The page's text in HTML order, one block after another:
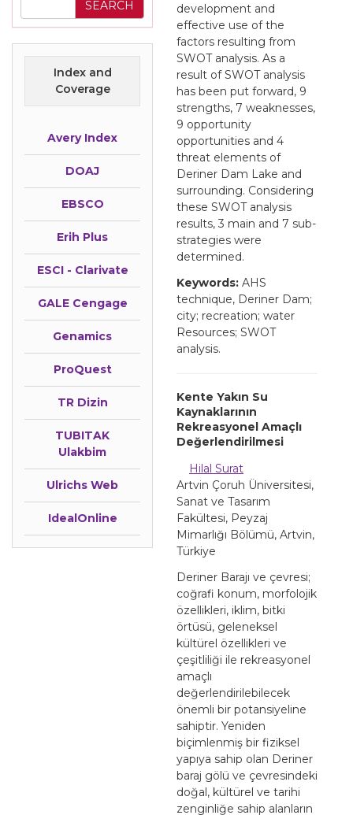
Index and
Coverage
Avery Index
DOAJ
EBSCO
Erih Plus
ESCI - Clarivate
GALE Cengage
Genamics
ProQuest
TR Dizin
TUBITAK
Ulakbim
Ulrichs Web
IdealOnline
development and
effective use of the
factors resulting from
SWOT analysis. As a
result of SWOT analysis
has been put forward, 9
strengths, 7 weaknesses,
9 opportunity
opportunities and 4
threat elements of
Deriner Dam Lake and
surrounding. Considering
these SWOT analysis
results, 3 main and 7 sub-
strategies were
determined.
Keywords: AHS
technique, Deriner Dam;
city; recreation; water
Resources; SWOT
analysis.
Kente Yakın Su
Kaynaklarının
Rekreasyonel Amaçlı
Değerlendirilmesi
Hilal Surat
Artvin Çoruh Üniversitesi,
Sanat ve Tasarım
Fakültesi, Peyzaj
Mimarlığı Bölümü, Artvin,
Türkiye
Deriner Barajı ve çevresi;
coğrafi konum, morfolojik
özellikleri, iklim, bitki
örtüsü, geleneksel
kültürel özellikleri ve
çeşitliliği ile rekreasyonel
amaçlı
değerlendirilebilecek
önemli bir potansiyeline
sahiptir. Yeniden
biçimlenmiş bir fiziksel
yapıya sahip olan Deriner
baraj gölü ve çevresindeki
doğal, kültürel ve tarihi
zenginliğe sahip alanların